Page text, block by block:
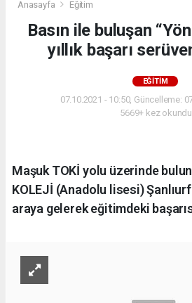
Anasayfa Eğitim
Basın ile buluşan
yıllık başarı
EĞITIM
07.10.2021 - 10:50, Güncelleme:
5669+ kez
Maşuk TOKİ yolu üzerinde
KOLEJİ (Anadolu lisesi)
araya gelerek eğitimdeki